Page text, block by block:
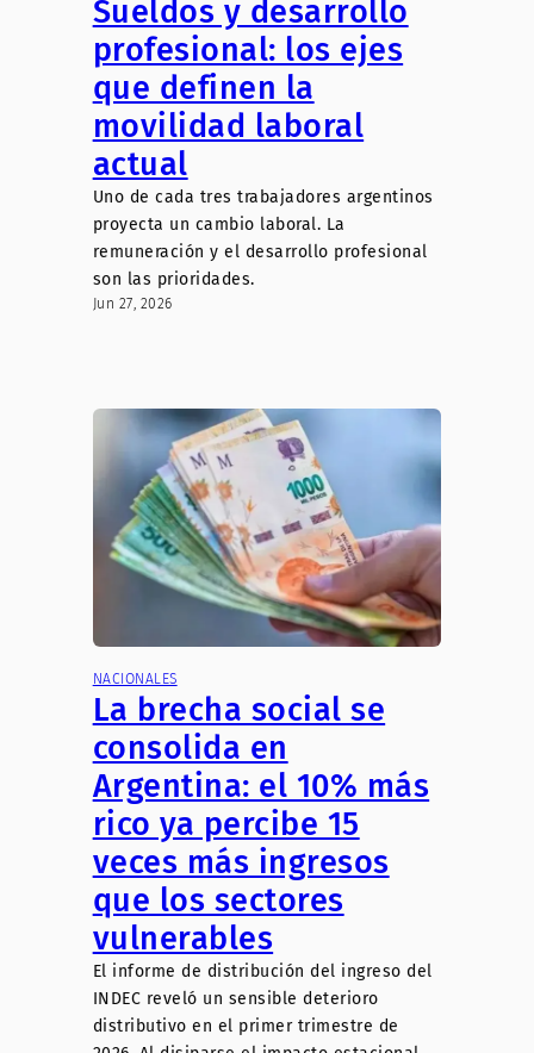
Sueldos y desarrollo
profesional: los ejes
que definen la
movilidad laboral
actual
Uno de cada tres trabajadores argentinos
proyecta un cambio laboral. La
remuneración y el desarrollo profesional
son las prioridades.
Jun 27, 2026
NACIONALES
La brecha social se
consolida en
Argentina: el 10% más
rico ya percibe 15
veces más ingresos
que los sectores
vulnerables
El informe de distribución del ingreso del
INDEC reveló un sensible deterioro
distributivo en el primer trimestre de